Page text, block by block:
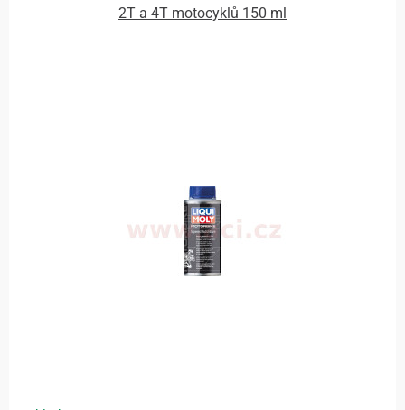
2T a 4T motocyklů 150 ml